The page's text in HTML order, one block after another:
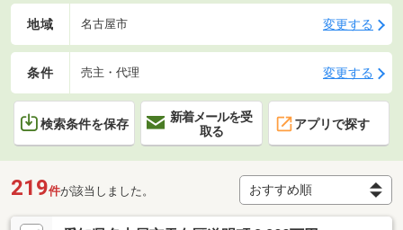
地域 名古屋市 変更する
条件 売主・代理 変更する
検索条件を保存
新着メールを受
取る
アプリで探す
219件が該当しました。